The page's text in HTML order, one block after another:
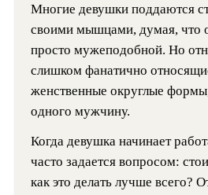
Многие девушки поддаются
своими мышцами, думая, что
просто мужеподобной. Но
слишком фанатично
женственные округлые
одного мужчину.
Когда девушка начинает
часто задается вопросом:
как это делать лучше всего?